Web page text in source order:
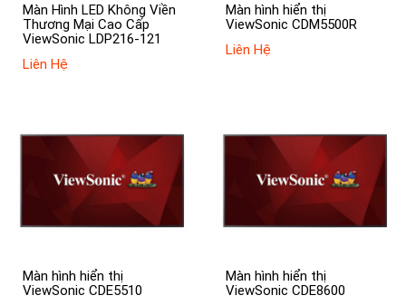
Màn Hình LED Không Viền
Thương Mại Cao Cấp
ViewSonic LDP216-121
Liên Hệ
Màn hình hiển thị
ViewSonic CDM5500R
Liên Hệ
Màn hình hiển thị
ViewSonic CDE5510
Màn hình hiển thị
ViewSonic CDE8600